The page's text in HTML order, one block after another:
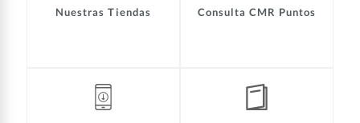
Nuestras Tiendas Consulta CMR Puntos